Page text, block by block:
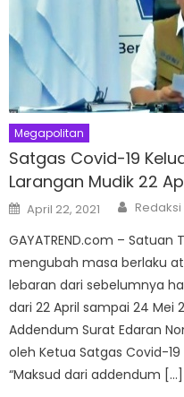
Megapolitan
Satgas Covid-19
Larangan Mudik 22
Posted
on
April 22, 2021 Author
Redaksi
GAYATREND.com –
mengubah masa berlaku
lebaran dari sebelumnya
dari 22 April sampai 24 Mei
Addendum Surat Edaran
oleh Ketua Satgas Covid-19
“Maksud dari addendum […]